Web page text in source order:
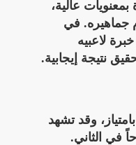
بمعنويات عالية،
جماهيره. في
لاعبيه
نتيجة إيجابية.
وقد تشهد
في الثاني.